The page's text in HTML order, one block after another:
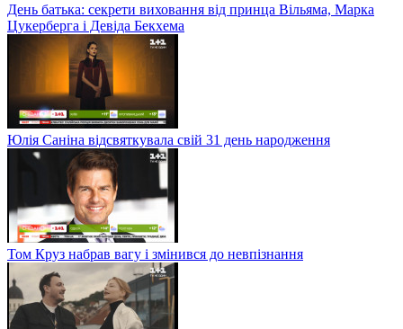
День батька: секрети виховання від принца Вільяма, Марка
Цукерберга і Девіда Бекхема
Юлія Саніна відсвяткувала свій 31 день народження
Том Круз набрав вагу і змінився до невпізнання